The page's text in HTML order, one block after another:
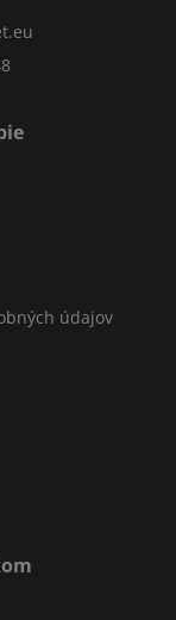
údajov